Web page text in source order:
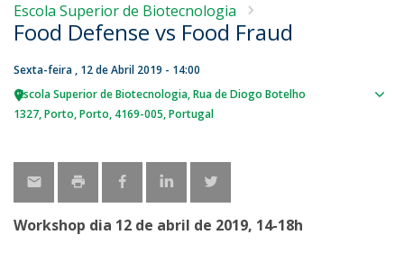
Escola Superior de Biotecnologia
Food Defense vs Food Fraud
Sexta-feira , 12 de Abril 2019 - 14:00
Escola Superior de Biotecnologia Rua de Diogo Botelho
1327 Porto Porto 4169-005 Portugal
Workshop dia 12 de abril de 2019, 14-18h